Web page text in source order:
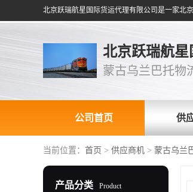
北京跃瑞航星
蒙古乌兰巴托物
公司首页 供
当前位置： 首页 > 供应商机 > 蒙古乌兰
产品分类 Product